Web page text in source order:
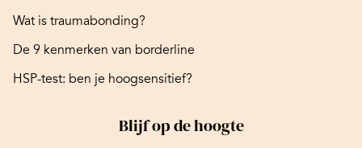
Wat is traumabonding?
De 9 kenmerken van borderline
HSP-test: ben je hoogsensitief?
Blijf op de hoogte